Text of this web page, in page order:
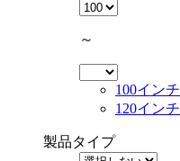
～
100インチ
120インチ
製品タイプ